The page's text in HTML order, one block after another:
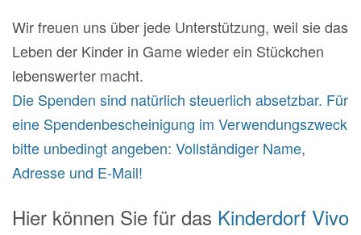
Wir freuen uns über jede Unterstützung, weil sie das
Leben der Kinder in Game wieder ein Stückchen
lebenswerter macht.
Die Spenden sind natürlich steuerlich absetzbar. Für
eine Spendenbescheinigung im Verwendungszweck
bitte unbedingt angeben: Vollständiger Name,
Adresse und E-Mail!
Hier können Sie für das Kinderdorf Vivo